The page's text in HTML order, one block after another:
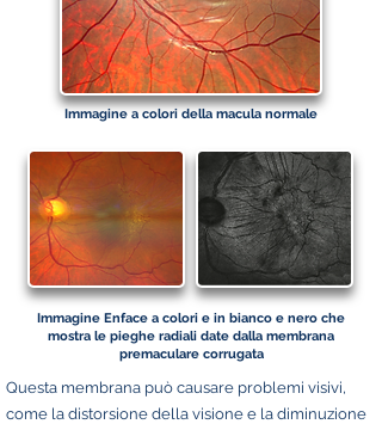
Immagine a colori della macula normale
Immagine Enface a colori e in bianco e nero che
mostra le pieghe radiali date dalla membrana
premaculare corrugata
Questa membrana può causare problemi visivi,
come la distorsione della visione e la diminuzione